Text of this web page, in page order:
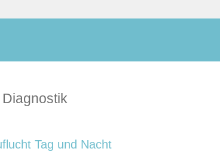
Tag und Nacht